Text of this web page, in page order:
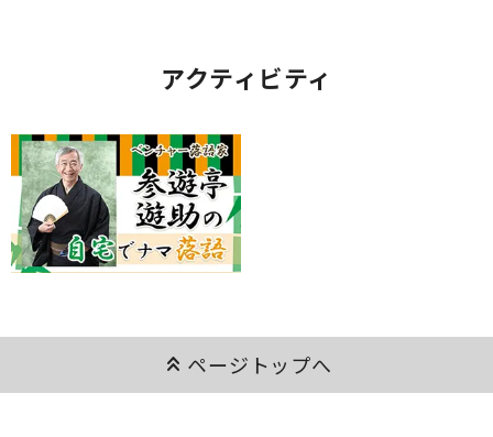
アクティビティ
keyboard_double_arrow_up ページトップへ